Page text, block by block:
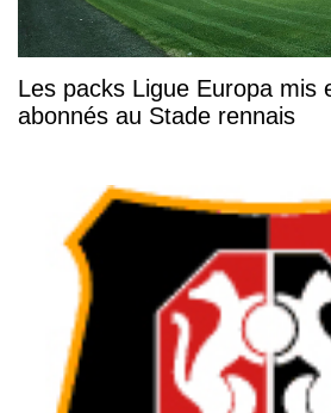
Les packs Ligue Europa mis
abonnés au Stade rennais